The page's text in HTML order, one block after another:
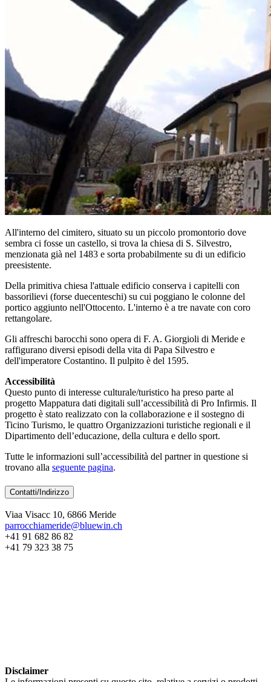
All'interno del cimitero, situato su un piccolo promontorio dove
sembra ci fosse un castello, si trova la chiesa di S. Silvestro,
menzionata già nel 1483 e sorta probabilmente su di un edificio
preesistente.
Della primitiva chiesa l'attuale edificio conserva i capitelli con
bassorilievi (forse duecenteschi) su cui poggiano le colonne del
portico aggiunto nell'Ottocento. L'interno è a tre navate con coro
rettangolare.
Gli affreschi barocchi sono opera di F. A. Giorgioli di Meride e
raffigurano diversi episodi della vita di Papa Silvestro e
dell'imperatore Costantino. Il pulpito è del 1595.
Accessibilità
Questo punto di interesse culturale/turistico ha preso parte al
progetto Mappatura dati digitali sull’accessibilità di Pro Infirmis. Il
progetto è stato realizzato con la collaborazione e il sostegno di
Ticino Turismo, le quattro Organizzazioni turistiche regionali e il
Dipartimento dell’educazione, della cultura e dello sport.
Tutte le informazioni sull’accessibilità del partner in questione si
trovano alla seguente pagina.
Contatti/Indirizzo
Viaa Visacc 10, 6866 Meride
parrocchiameride@bluewin.ch
+41 91 682 86 82
+41 79 323 38 75
Disclaimer